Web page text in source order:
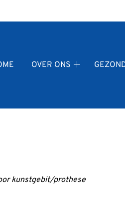
OVER ONS
kunstgebit/prothese